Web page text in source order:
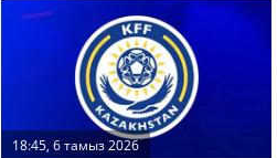
18:45, 6 тамыз 2026